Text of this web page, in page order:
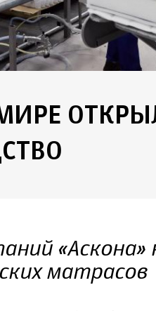
матрасов